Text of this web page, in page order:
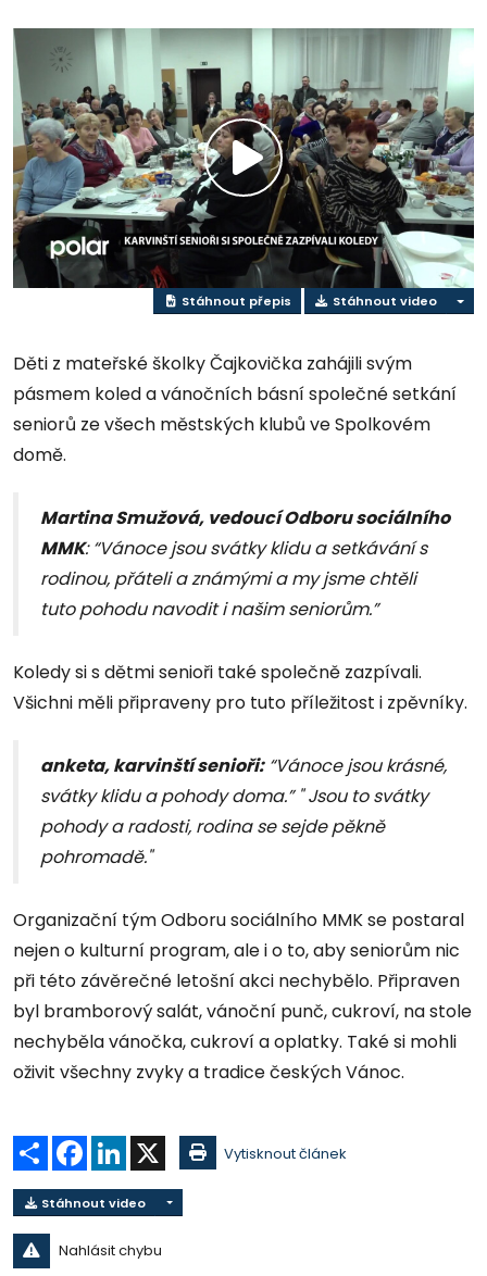
Přehrát
video
Stáhnout přepis Stáhnout video
Děti z mateřské školky Čajkovička zahájili svým
pásmem koled a vánočních básní společné setkání
seniorů ze všech městských klubů ve Spolkovém
domě.
Martina Smužová, vedoucí Odboru sociálního
MMK: “Vánoce jsou svátky klidu a setkávání s
rodinou, přáteli a známými a my jsme chtěli
tuto pohodu navodit i našim seniorům.”
Koledy si s dětmi senioři také společně zazpívali.
Všichni měli připraveny pro tuto příležitost i zpěvníky.
anketa, karvinští senioři:“Vánoce jsou krásné,
svátky klidu a pohody doma.” " Jsou to svátky
pohody a radosti, rodina se sejde pěkně
pohromadě."
Organizační tým Odboru sociálního MMK se postaral
nejen o kulturní program, ale i o to, aby seniorům nic
při této závěrečné letošní akci nechybělo. Připraven
byl bramborový salát, vánoční punč, cukroví, na stole
nechyběla vánočka, cukroví a oplatky. Také si mohli
oživit všechny zvyky a tradice českých Vánoc.
Sdílet Facebook
LinkedIn Vytisknout článek
Stáhnout video
Nahlásit chybu